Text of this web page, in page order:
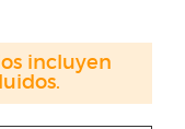
incluyen